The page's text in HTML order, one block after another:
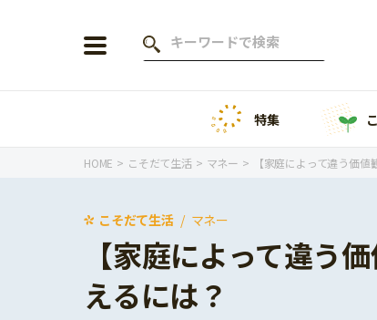
年齢から探す
1歳
特集
HOME こそだて生活 マネー 【家庭によって違う価
こそだて生活 マネー
【家庭によって違う
えるには？